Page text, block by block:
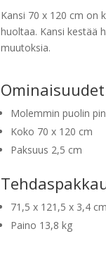
Kansi 70 x 120 cm on
huoltaa. Kansi kestää
muutoksia.
Molemmin puolin
Koko 70 x 120 cm
Paksuus 2,5 cm
71,5 x 121,5 x 3,4
Paino 13,8 kg